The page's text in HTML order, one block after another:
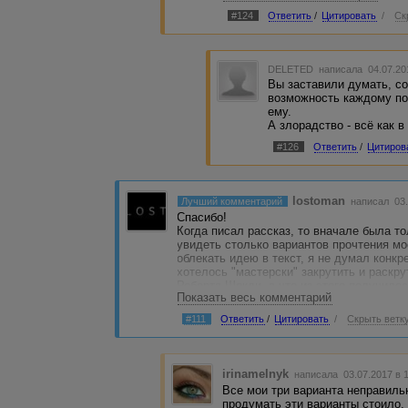
#124 Ответить / Цитировать /
DELETED написала
Вы заставили думать,
возможность каждому
ему.
А злорадство - всё как
#126 Ответить /
Лучший комментарий lostoman написал
Спасибо!
Когда писал рассказ, то вначале была
увидеть столько вариантов прочтения
облекать идею в текст, я не думал
хотелось "мастерски" закрутить и
очередь в жизнь, возможно, переход от
жизни, когда действительно после
понимает, что попал в замкнутый круг
разорвать.
Я не в коем случае не хотел обидеть
критикам. Пожилых людей я безмерно
неизбежности.
Показать весь комментарий
#111 Ответить / Цитировать / Скрыть
irinamelnyk написала 03.07.2017 в
Все мои три варианта
продумать эти варианты